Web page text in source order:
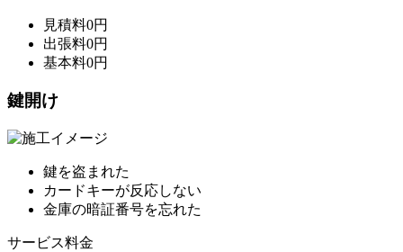
見積料0円
出張料0円
基本料0円
鍵開け
鍵を盗まれた
カードキーが反応しない
金庫の暗証番号を忘れた
サービス料金